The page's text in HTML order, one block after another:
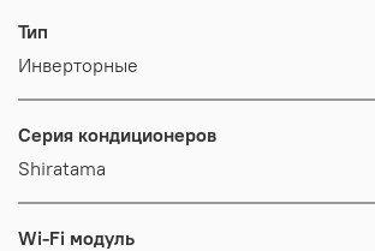
Тип
Инверторные
Серия кондиционеров
Shiratama
Wi-Fi модуль